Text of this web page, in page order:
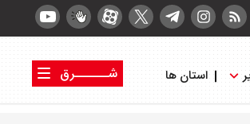
استان ها
شــــــرق